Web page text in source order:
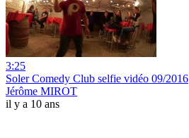
3:25
Soler Comedy Club selfie vidéo 09/2016
Jérôme MIROT
il y a 10 ans